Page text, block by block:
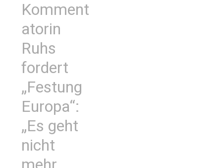
Komment
atorin
Ruhs
fordert
„Festung
Europa“:
„Es geht
nicht